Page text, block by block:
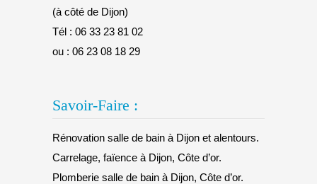
(à côté de Dijon)
Tél : 06 33 23 81 02
ou : 06 23 08 18 29
Savoir-Faire :
Rénovation salle de bain à Dijon et alentours.
Carrelage, faïence à Dijon, Côte d’or.
Plomberie salle de bain à Dijon, Côte d’or.